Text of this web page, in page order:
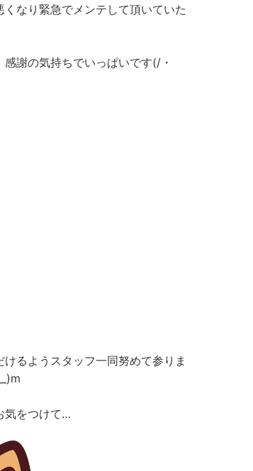
なり緊急でメンテして頂いていた
謝の気持ちでいっぱいです(/・
るようスタッフ一同努めて参りま
気をつけて…